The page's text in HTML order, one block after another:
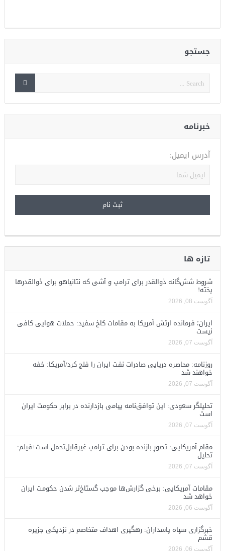
جستجو
خبرنامه
آدرس ایمیل:
تازه ها
شروط شش‌گانه ذوالقدر برای ترامپ و آشی که نتانیاهو برای ذوالقدرها
پخته!
آگوست 08, 2026
ایران؛ فرمانده ارتش آمریکا به مقامات کاخ سفید: حملات هوایی کافی
نیست
آگوست 07, 2026
روزنامه: محاصره دریایی صادرات نفت ایران را فلج کرد/آمریکا: خفه
خواهند شد
آگوست 07, 2026
تحلیلگر سعودی: این توافق‌نامه پیامی بازدارنده در برابر حکومت ایران
است
آگوست 07, 2026
مقام آمریکایی: تصورِ بازنده بودن برای ترامپ غیرقابل‌تحمل است+فیلم:
تحلیل
آگوست 07, 2026
مقامات آمریکایی: برخی گزارش‌ها موجب گستاخ‌تر شدن حکومت ایران
خواهد شد
آگوست 06, 2026
خبرگزاری سپاه پاسداران: رهگیری اهداف متخاصم در نزدیکی جزیره
قشم
آگوست 06, 2026